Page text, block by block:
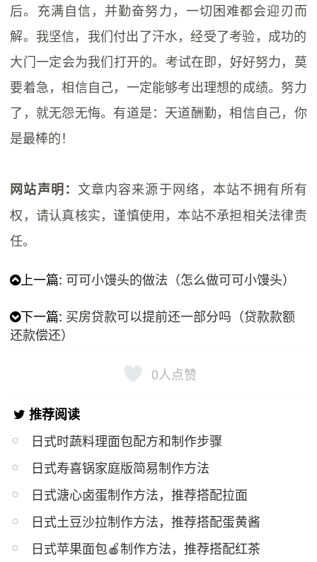
后。充满自信，并勤奋努力，一切困难都会迎刃而
解。我坚信，我们付出了汗水，经受了考验，成功‬的‬
大门‬一定‬会‬为我们‬打开‬的。考试在即，好好努力，莫
要着急，相信自己，一定能够考出理想的成绩。努力
了，就无怨无悔。有道是：天道酬勤，相信自己，你
是最棒的！
网站声明： 文章内容来源于网络，本站不拥有所有
权，请认真核实，谨慎使用，本站不承担相关法律责
任。
上一篇: 可可小馒头的做法（怎么做可可小馒头）
下一篇: 买房贷款可以提前还一部分吗（贷款款额
还款偿还）
0人点赞
推荐阅读
日式时蔬料理面包配方和制作步骤
日式寿喜锅家庭版简易制作方法
日式溏心卤蛋制作方法，推荐搭配拉面
日式土豆沙拉制作方法，推荐搭配蛋黄酱
日式苹果面包🍎制作方法，推荐搭配红茶